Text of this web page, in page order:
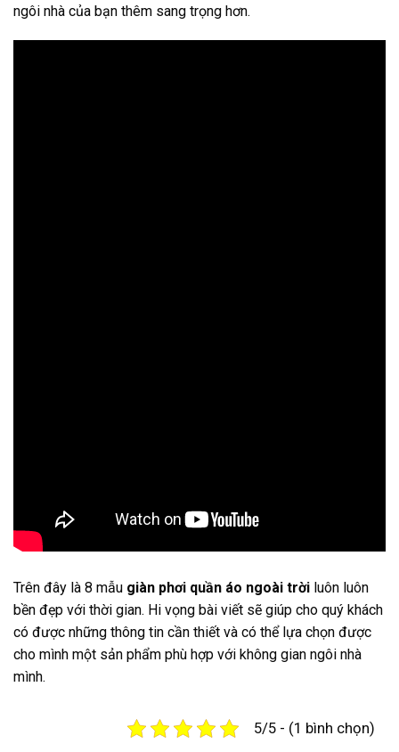
ngôi nhà của bạn thêm sang trọng hơn.
Trên đây là 8 mẫu giàn phơi quần áo ngoài trời luôn luôn
bền đẹp với thời gian. Hi vọng bài viết sẽ giúp cho quý khách
có được những thông tin cần thiết và có thể lựa chọn được
cho mình một sản phẩm phù hợp với không gian ngôi nhà
mình.
5/5 - (1 bình chọn)